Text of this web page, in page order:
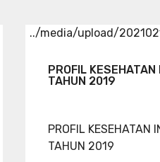
../media/upload/
PROFIL KESEHATAN
TAHUN 2019
PROFIL KESEHATAN
TAHUN 2019